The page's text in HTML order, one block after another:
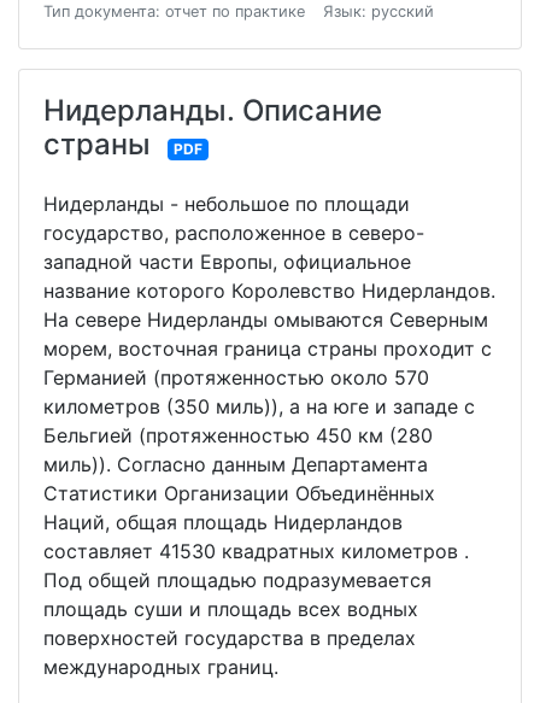
Тип документа: отчет по практике
Язык: русский
Нидерланды. Описание
страны
PDF
Нидерланды - небольшое по площади
госудaрство, располoженное в северо-
западной части Европы, официaльное
название которого Королевство Нидерландов.
На севере Нидерланды омываются Северным
морем, восточная граница страны проходит с
Германией (протяженностью около 570
километров (350 миль)), а на юге и западе с
Бельгией (протяженностью 450 км (280
миль)). Согласно данным Департамента
Статистики Организации Объединённых
Наций, общая площадь Нидерландов
составляет 41530 квадратных километров .
Под общей площадью подразумевается
площадь суши и площадь всех водных
поверхностей государства в пределах
международных границ.